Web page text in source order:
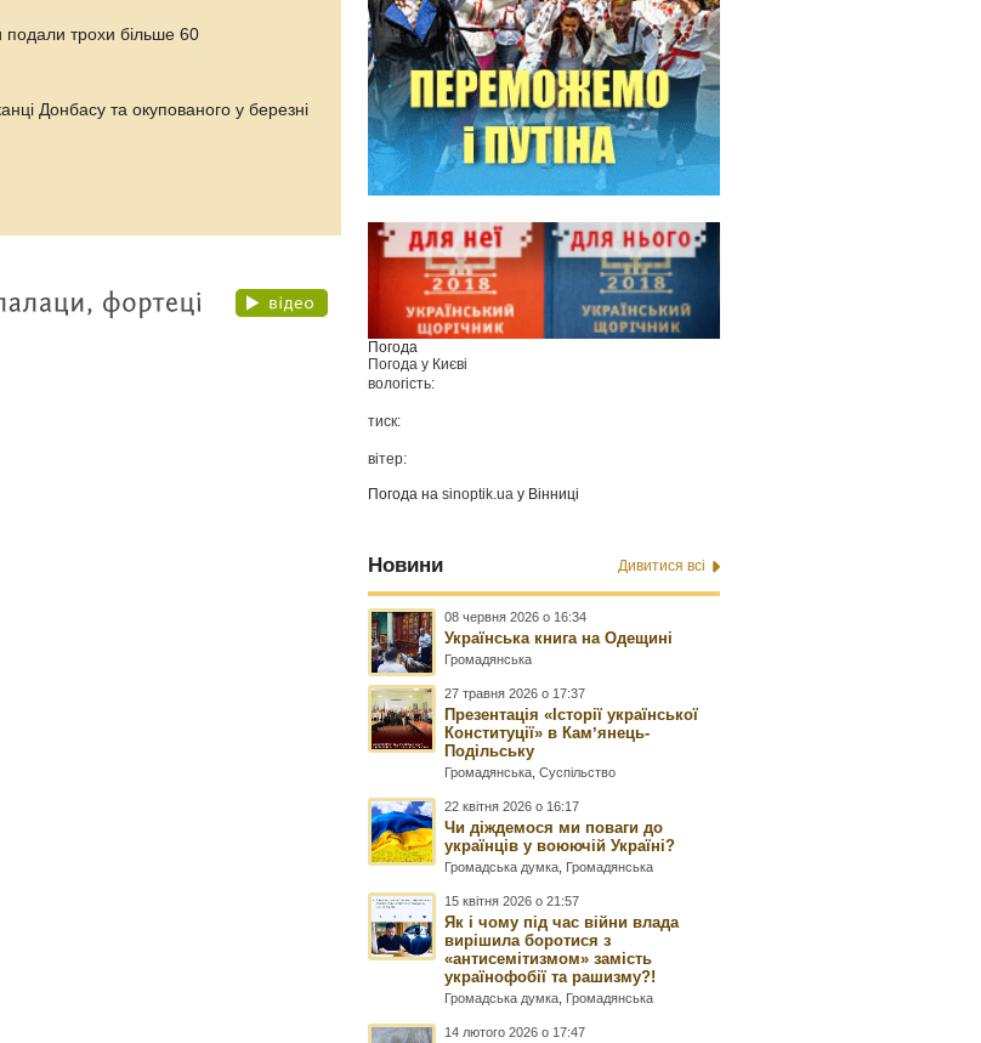
подали трохи більше 60
Донбасу та окупованого у березні
Погода
Погода у Києві
вологість:
тиск:
вітер:
Погода наsinoptik.ua у Вінниці
Новини Дивитися всі
08 червня 2026 о 16:34
Українська книга на Одещині
Громадянська
27 травня 2026 о 17:37
Презентація «Історії української
Конституції» в Камʼянець-
Подільську
Громадянська ,Суспільство
22 квітня 2026 о 16:17
Чи діждемося ми поваги до
українців у воюючій Україні?
Громадська думка Громадянська
15 квітня 2026 о 21:57
Як і чому під час війни влада
вирішила боротися з
«антисемітизмом» замість
українофобії та рашизму?!
Громадська думка Громадянська
14 лютого 2026 о 17:47